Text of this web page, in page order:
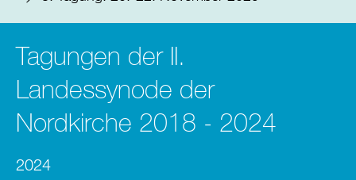
Tagungen der II.
Landessynode der
Nordkirche 2018 - 2024
2024